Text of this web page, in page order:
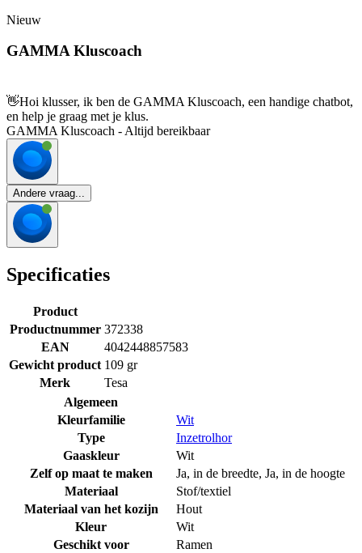
Nieuw
GAMMA Kluscoach
👋Hoi klusser, ik ben de GAMMA Kluscoach, een handige chatbot,
en help je graag met je klus.
GAMMA Kluscoach - Altijd bereikbaar
Andere vraag...
Specificaties
Product
Productnummer 372338
EAN
4042448857583
Gewicht product 109 gr
Merk
Tesa
Algemeen
Kleurfamilie
Wit
Type
Inzetrolhor
Gaaskleur
Wit
Zelf op maat te maken
Ja, in de breedte, Ja, in de hoogte
Materiaal
Stof/textiel
Materiaal van het kozijn
Hout
Kleur
Wit
Geschikt voor
Ramen